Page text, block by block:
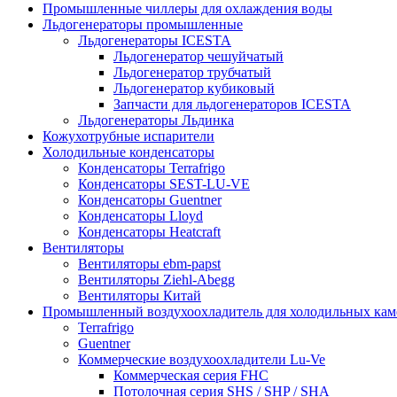
Промышленные чиллеры для охлаждения воды
Льдогенераторы промышленные
Льдогенераторы ICESTA
Льдогенератор чешуйчатый
Льдогенератор трубчатый
Льдогенератор кубиковый
Запчасти для льдогенераторов ICESTA
Льдогенераторы Льдинка
Кожухотрубные испарители
Холодильные конденсаторы
Конденсаторы Terrafrigo
Конденсаторы SEST-LU-VE
Конденсаторы Guentner
Конденсаторы Lloyd
Конденсаторы Heatcraft
Вентиляторы
Вентиляторы ebm-papst
Вентиляторы Ziehl-Abegg
Вентиляторы Китай
Промышленный воздухоохладитель для холодильных
Terrafrigo
Guentner
Коммерческие воздухоохладители Lu-Ve
Коммерческая серия FHC
Потолочная серия SHS / SHP / SHA